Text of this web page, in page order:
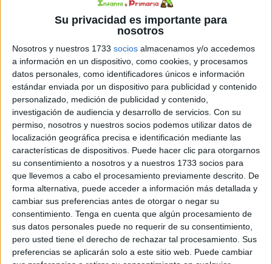
Su privacidad es importante para
nosotros
Nosotros y nuestros 1733 socios almacenamos y/o accedemos
a información en un dispositivo, como cookies, y procesamos
datos personales, como identificadores únicos e información
estándar enviada por un dispositivo para publicidad y contenido
personalizado, medición de publicidad y contenido,
investigación de audiencia y desarrollo de servicios. Con su
permiso, nosotros y nuestros socios podemos utilizar datos de
localización geográfica precisa e identificación mediante las
características de dispositivos. Puede hacer clic para otorgarnos
su consentimiento a nosotros y a nuestros 1733 socios para
que llevemos a cabo el procesamiento previamente descrito. De
forma alternativa, puede acceder a información más detallada y
cambiar sus preferencias antes de otorgar o negar su
consentimiento. Tenga en cuenta que algún procesamiento de
sus datos personales puede no requerir de su consentimiento,
pero usted tiene el derecho de rechazar tal procesamiento. Sus
preferencias se aplicarán solo a este sitio web. Puede cambiar
Pulsa sobre el enlace para descargar el